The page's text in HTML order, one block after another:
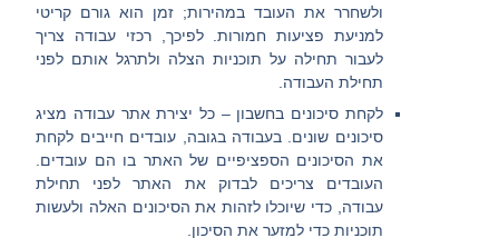
ולשחרר את העובד במהירות; זמן הוא גורם קריטי
למניעת פציעות חמורות. לפיכך, רכזי עבודה צריך
לעבור תחילה על תוכניות הצלה ולתרגל אותם לפני
תחילת העבודה.
לקחת סיכונים בחשבון – כל יצירת אתר עבודה מציג
סיכונים שונים. בעבודה בגובה, עובדים חייבים לקחת
את הסיכונים הספציפיים של האתר בו הם עובדים.
העובדים צריכים לבדוק את האתר לפני תחילת
עבודה, כדי שיוכלו לזהות את הסיכונים האלה ולעשות
תוכניות כדי למזער את הסיכון.